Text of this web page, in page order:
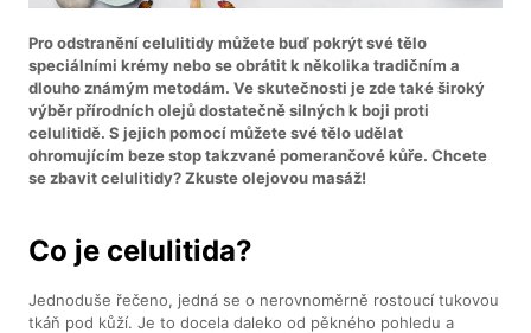
Pro odstranění celulitidy můžete buď pokrýt své tělo
speciálními krémy nebo se obrátit k několika tradičním a
dlouho známým metodám. Ve skutečnosti je zde také široký
výběr přírodních olejů dostatečně silných k boji proti
celulitidě. S jejich pomocí můžete své tělo udělat
ohromujícím beze stop takzvané pomerančové kůře. Chcete
se zbavit celulitidy? Zkuste olejovou masáž!
Co je celulitida?
Jednoduše řečeno, jedná se o nerovnoměrně rostoucí tukovou
tkáň pod kůží. Je to docela daleko od pěkného pohledu a